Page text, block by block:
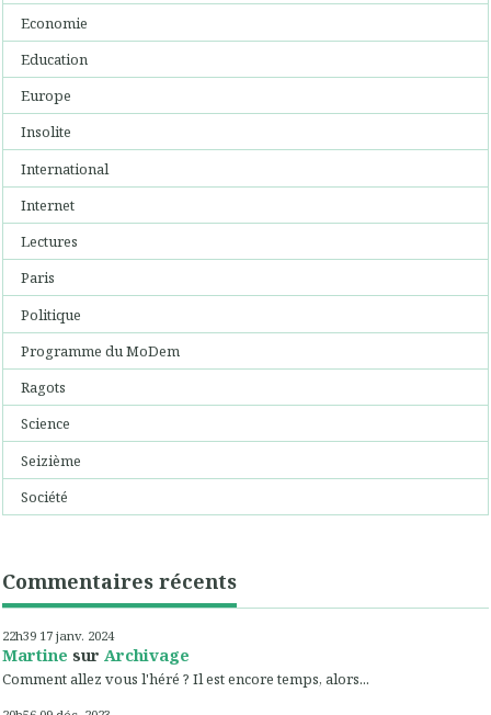
Economie
Education
Europe
Insolite
International
Internet
Lectures
Paris
Politique
Programme du MoDem
Ragots
Science
Seizième
Société
Commentaires récents
22h39 17 janv. 2024
Martine sur Archivage
Comment allez vous l'héré ? Il est encore temps, alors...